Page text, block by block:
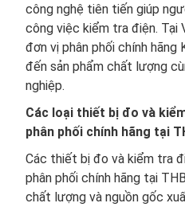
công nghệ tiên tiến giúp
công việc kiểm tra điện. Tại
đơn vị phân phối chính
đến sản phẩm chất lượng
nghiệp.
Các loại thiết bị đo và
phân phối chính hãng tại
Các thiết bị đo và kiểm tra
phân phối chính hãng tại
chất lượng và nguồn gốc